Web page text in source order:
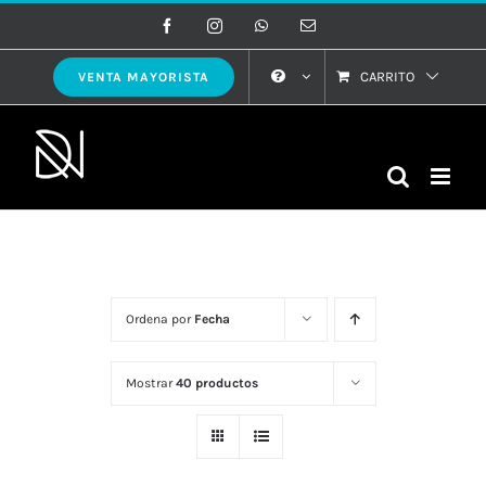
al
contenido
FacebookInstagramWhatsAppCorreo
VENTA MAYORISTA CARRITO
Ordena por Fecha
Mostrar40 productos